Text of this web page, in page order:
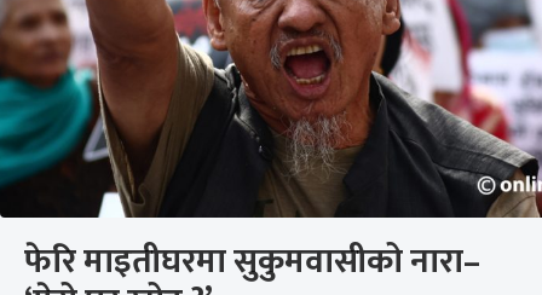
फेरि माइतीघरमा सुकुमवासीको नारा–